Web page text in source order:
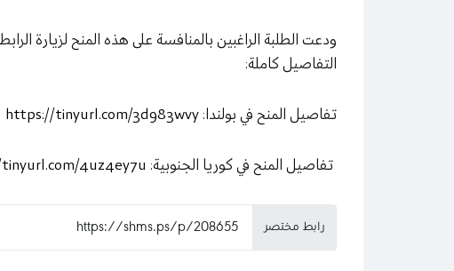
ودعت الطلبة الراغبين بالمنافسة على هذه المنح لزيارة
التفاصيل كاملة:
تفاصيل المنح في بولندا:https://tinyurl.com/3d983wvy
تفاصيل المنح في كوريا الجنوبية: 4uz4ey7u
رابط مختصر